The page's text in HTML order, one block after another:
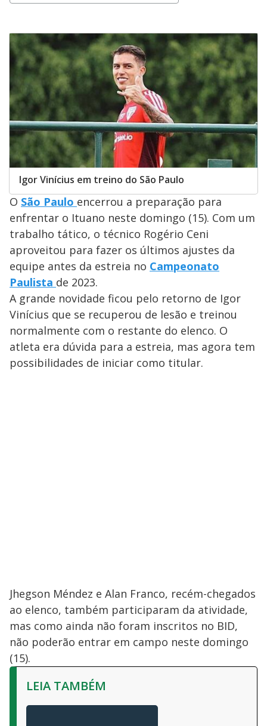
Igor Vinícius em treino do São Paulo
O São Paulo encerrou a preparação para
enfrentar o Ituano neste domingo (15). Com um
trabalho tático, o técnico Rogério Ceni
aproveitou para fazer os últimos ajustes da
equipe antes da estreia no Campeonato
Paulista de 2023.
A grande novidade ficou pelo retorno de Igor
Vinícius que se recuperou de lesão e treinou
normalmente com o restante do elenco. O
atleta era dúvida para a estreia, mas agora tem
possibilidades de iniciar como titular.
Jhegson Méndez e Alan Franco, recém-chegados
ao elenco, também participaram da atividade,
mas como ainda não foram inscritos no BID,
não poderão entrar em campo neste domingo
(15).
LEIA TAMBÉM